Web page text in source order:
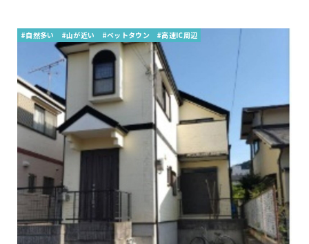
#自然多い #山が近い #ベットタウン #高速IC周辺